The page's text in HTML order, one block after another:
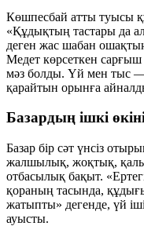
Көшпесбай атты туысы
«Құдықтың тастары да
деген жас шабан
Медет көрсеткен
мәз болды. Үй мен тыс —
қарайтын орынға
Базардың ішкі
Базар бір сәт үнсіз
жалшылық, жоқтық,
отбасылық бақыт.
қораның тасында,
жатыпты» дегенде, үй
ауысты.